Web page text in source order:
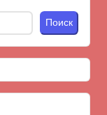
Поиск